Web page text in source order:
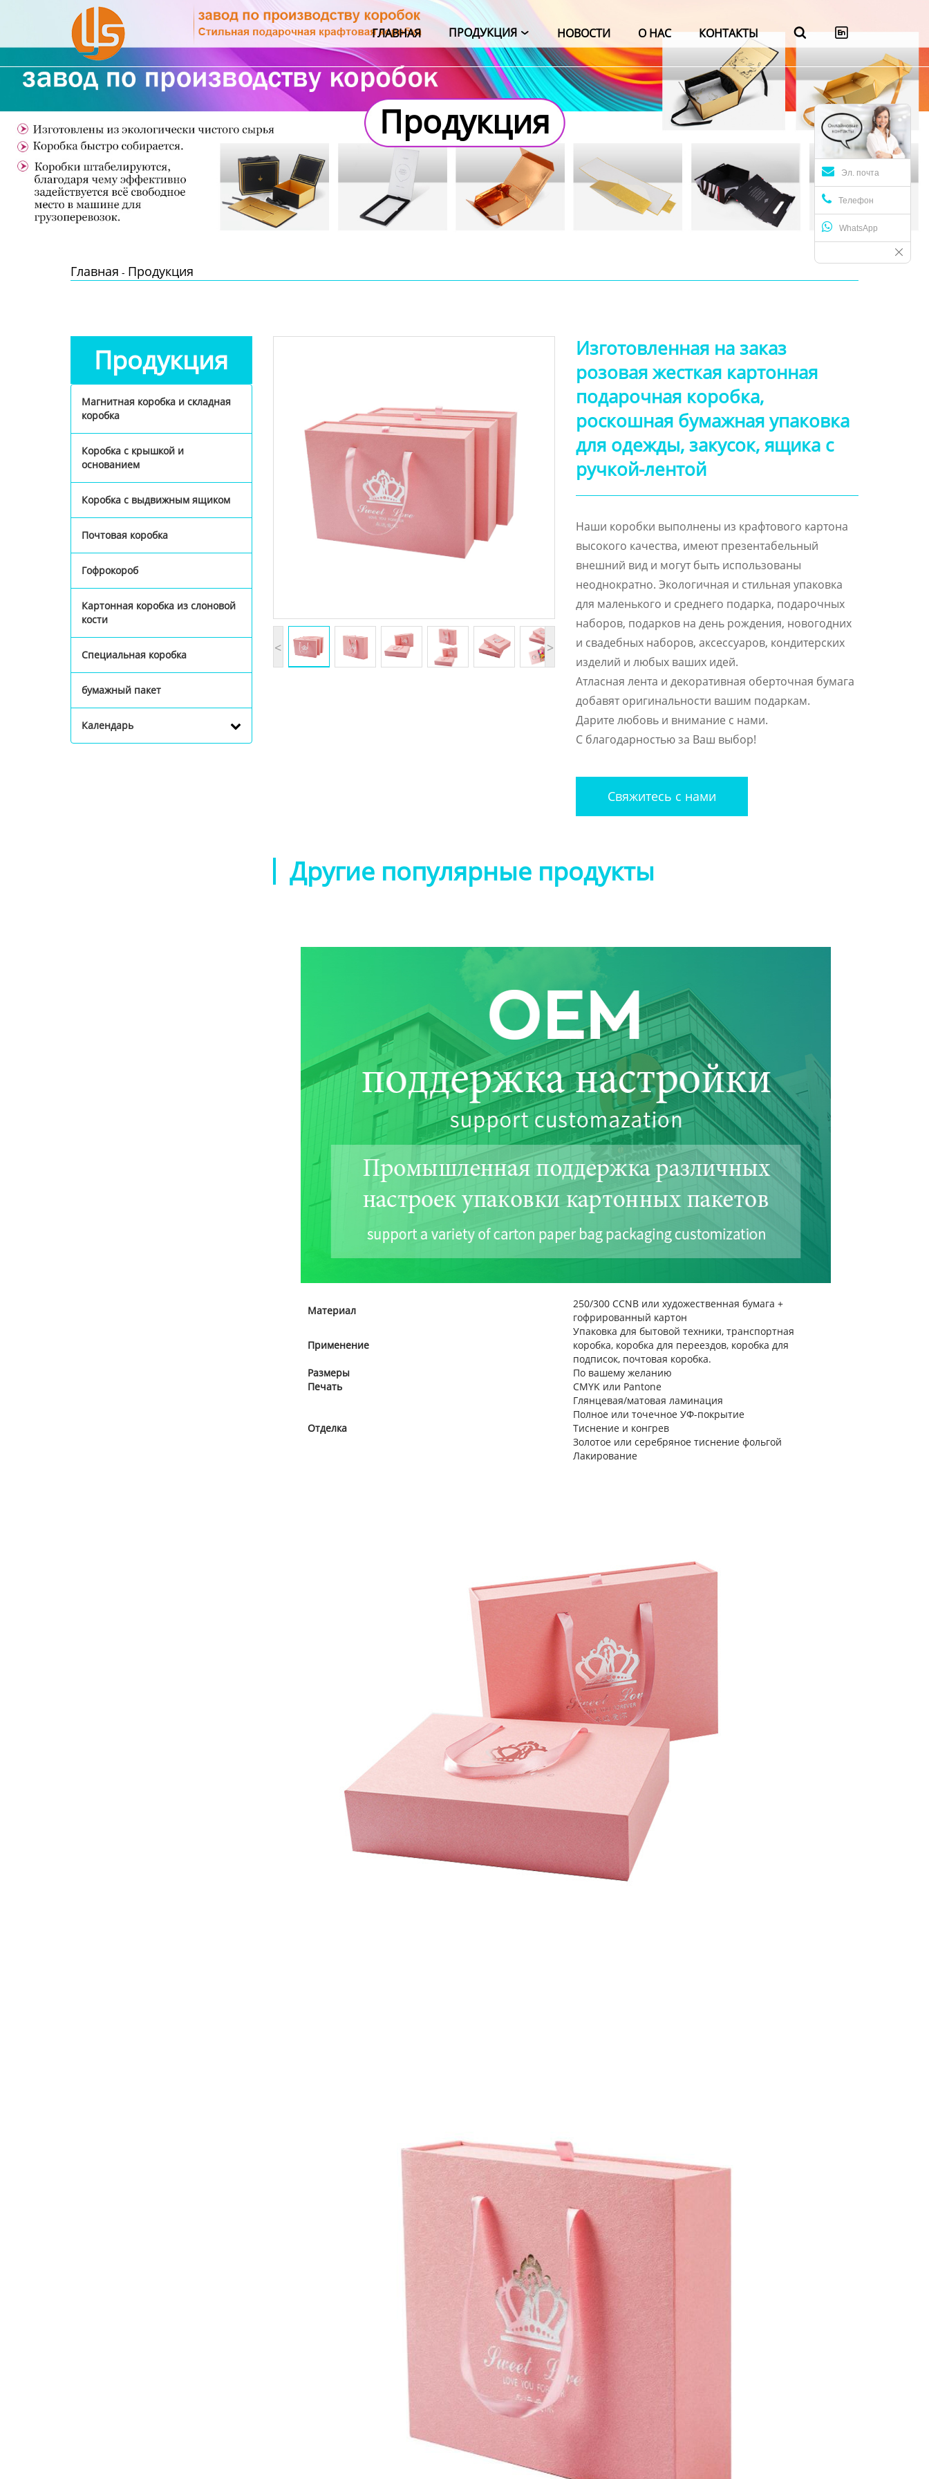
ГЛАВНАЯ ПРОДУКЦИЯ  НОВОСТИ О НАС КОНТАКТЫ  
Продукция
Новости
О Нас
Контакты
Эл. почта
Телефон
WhatsApp
Продукция
Главная - Продукция
Продукция
Магнитная коробка и складная
коробка
Коробка с крышкой и
основанием
Коробка с выдвижным ящиком
Почтовая коробка
Гофрокороб
Картонная коробка из слоновой
кости
Специальная коробка
бумажный пакет
Календарь
< >
Изготовленная на заказ
розовая жесткая картонная
подарочная коробка,
роскошная бумажная упаковка
для одежды, закусок, ящика с
ручкой-лентой
Наши коробки выполнены из крафтового картона
высокого качества, имеют презентабельный
внешний вид и могут быть использованы
неоднократно. Экологичная и стильная упаковка
для маленького и среднего подарка, подарочных
наборов, подарков на день рождения, новогодних
и свадебных наборов, аксессуаров, кондитерских
изделий и любых ваших идей.
Атласная лента и декоративная оберточная бумага
добавят оригинальности вашим подаркам.
Дарите любовь и внимание с нами.
С благодарностью за Ваш выбор!
Свяжитесь с нами
Другие популярные продукты
Материал
250/300 CCNB или художественная бумага +
гофрированный картон
Применение
Упаковка для бытовой техники, транспортная
коробка, коробка для переездов, коробка для
подписок, почтовая коробка.
Размеры
По вашему желанию
Печать
CMYK или Pantone
Отделка
Глянцевая/матовая ламинация
Полное или точечное УФ-покрытие
Тиснение и конгрев
Золотое или серебряное тиснение фольгой
Лакирование